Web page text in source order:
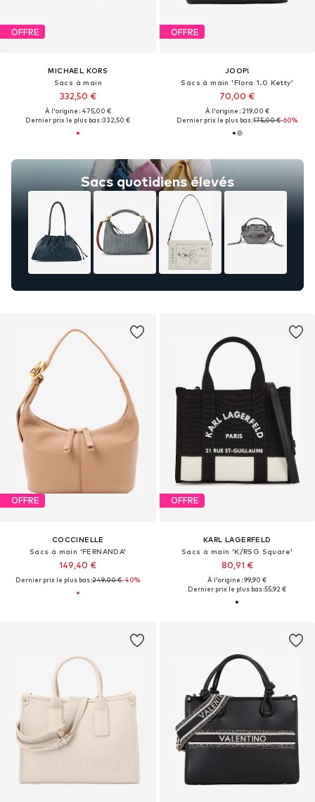
OFFRE
MICHAEL KORS
Sacs à main
332,50 €
À l'origine : 475,00 €
Dernier prix le plus bas :332,50 €
Sacs quotidiens élevés
OFFRE
JOOP!
Sacs à main 'Flora 1.0 Ketty'
70,00 €
À l'origine : 219,00 €
Dernier prix le plus bas :175,00 €-60%
OFFRE
COCCINELLE
Sacs à main 'FERNANDA'
149,40 €
Dernier prix le plus bas :249,00 €-40%
OFFRE
KARL LAGERFELD
Sacs à main 'K/RSG Square'
80,91 €
À l'origine : 99,90 €
Dernier prix le plus bas :55,92 €